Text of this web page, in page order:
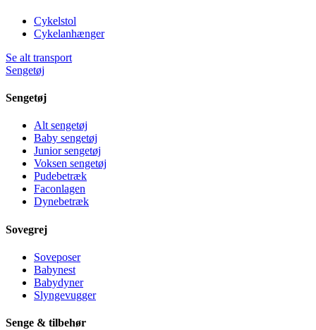
Cykelstol
Cykelanhænger
Se alt transport
Sengetøj
Sengetøj
Alt sengetøj
Baby sengetøj
Junior sengetøj
Voksen sengetøj
Pudebetræk
Faconlagen
Dynebetræk
Sovegrej
Soveposer
Babynest
Babydyner
Slyngevugger
Senge & tilbehør